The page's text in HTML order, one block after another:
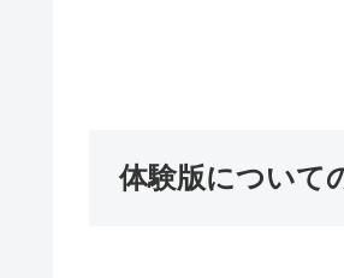
体験版について